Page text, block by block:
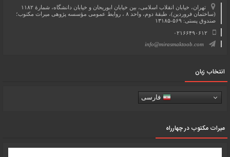
تهران، خیابان انقلاب اسلامی، بین خیابان ابوریحان و خیابان دانشگاه، شمارۀ ۱۱۸۲
(ساختمان فروردین)، طبقۀ دوم، واحد ۸ ، روابط عمومی مؤسسه پژوهی میراث مکتوب؛
صندوق پستی: ۵۶۹-۱۳۱۸۵
۰۲۱۶۶۴۹۰۶۱۲
info@mirasmaktoob.com
انتخاب زبان
فارسی
میرات مکتوب در چهارراه